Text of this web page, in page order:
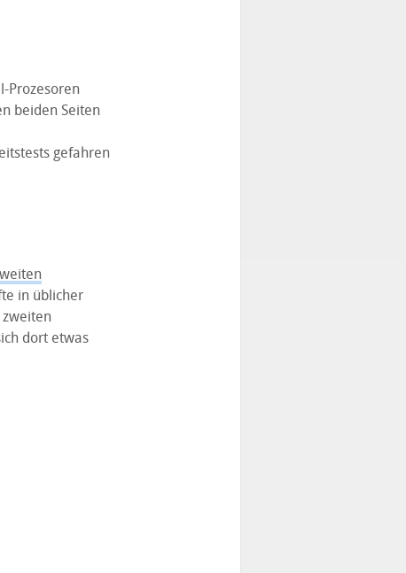
Prozesoren
beiden Seiten
gefahren
in üblicher
dort etwas